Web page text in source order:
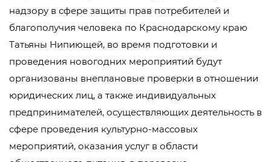
надзору в сфере защиты прав потребителей и
благополучия человека по Краснодарскому краю
Татьяны Нипиющей, во время подготовки и
проведения новогодних мероприятий будут
организованы внеплановые проверки в отношении
юридических лиц, а также индивидуальных
предпринимателей, осуществляющих деятельность в
сфере проведения культурно-массовых
мероприятий, оказания услуг в области